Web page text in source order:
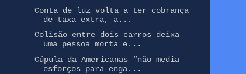
Conta de luz volta a ter cobrança
de taxa extra, a...
Colisão entre dois carros deixa
uma pessoa morta e...
Cúpula da Americanas “não media
esforços para enga...